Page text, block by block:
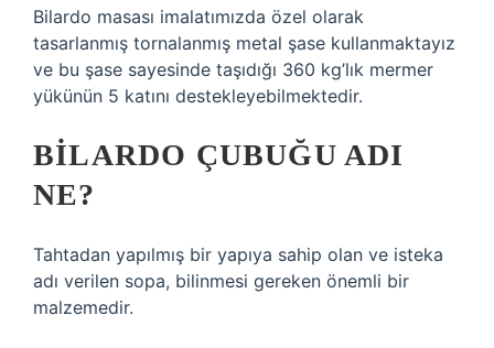
Bilardo masası imalatımızda özel olarak
tasarlanmış tornalanmış metal şase kullanmaktayız
ve bu şase sayesinde taşıdığı 360 kg’lık mermer
yükünün 5 katını destekleyebilmektedir.
BILARDO ÇUBUĞU ADI
NE?
Tahtadan yapılmış bir yapıya sahip olan ve isteka
adı verilen sopa, bilinmesi gereken önemli bir
malzemedir.